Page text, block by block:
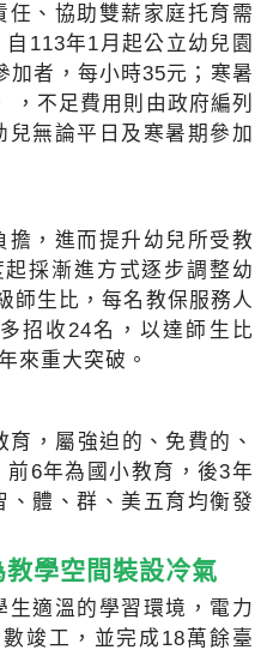
、協助雙薪家庭托育需
113年1月起公立幼兒園
加者，每小時35元；寒暑
，不足費用則由政府編列
無論平日及寒暑期參加
，進而提升幼兒所受教
採漸進方式逐步調整幼
師生比，每名教保服務人
招收24名，以達師生比
來重大突破。
，屬強迫的、免費的、
6年為國小教育，後3年
體、群、美五育均衡發
學空間裝設冷氣
適溫的學習環境，電力
竣工，並完成18萬餘臺